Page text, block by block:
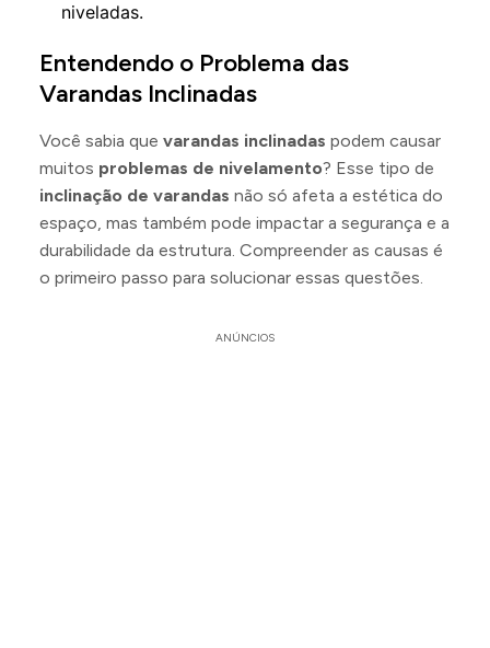
niveladas.
Entendendo o Problema das
Varandas Inclinadas
Você sabia que varandas inclinadas podem causar
muitos problemas de nivelamento? Esse tipo de
inclinação de varandas não só afeta a estética do
espaço, mas também pode impactar a segurança e a
durabilidade da estrutura. Compreender as causas é
o primeiro passo para solucionar essas questões.
ANÚNCIOS